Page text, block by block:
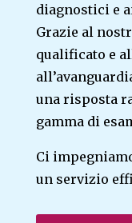
diagnostici e
Grazie al
qualificato e
una risposta
gamma di
Ci
un servizio